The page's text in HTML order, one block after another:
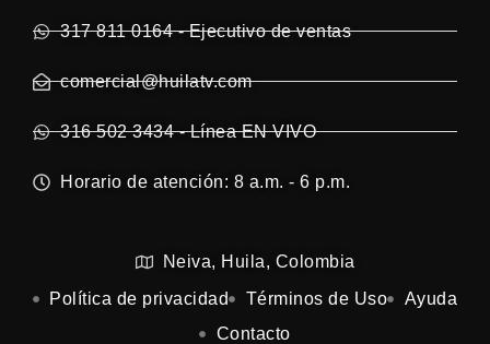
317 811 0164 - Ejecutivo de ventas
comercial@huilatv.com
316 502 3434 - Línea EN VIVO
Horario de atención: 8 a.m. - 6 p.m.
Neiva, Huila, Colombia
Política de privacidad
Términos de Uso
Ayuda
Contacto